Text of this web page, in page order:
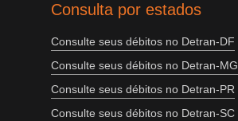
Consulta por estados
Consulte seus débitos no Detran-DF
Consulte seus débitos no Detran-MG
Consulte seus débitos no Detran-PR
Consulte seus débitos no Detran-SC